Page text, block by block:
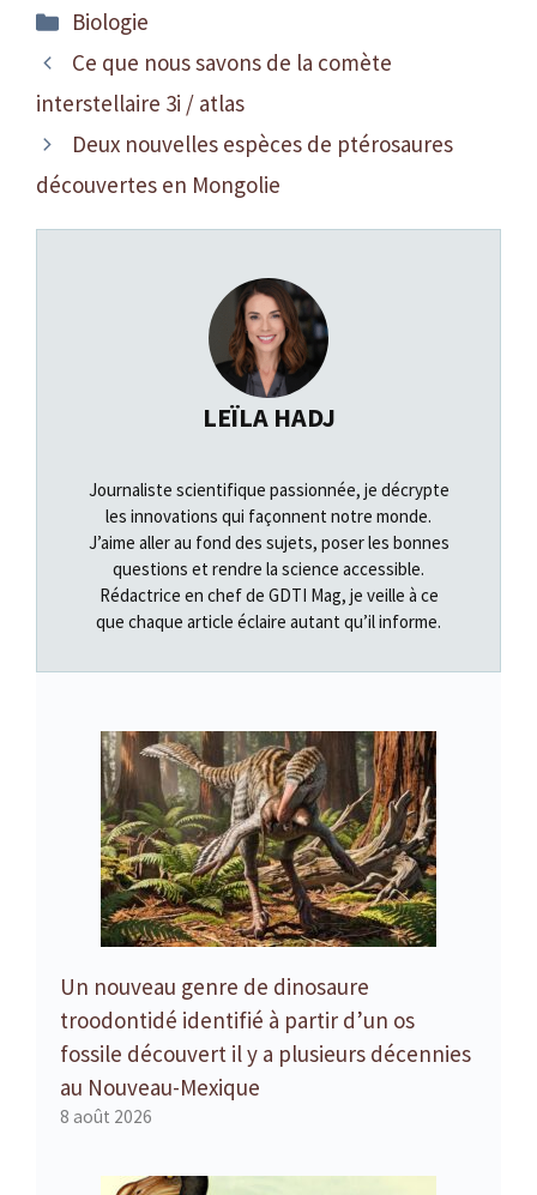
Catégories
Biologie
Ce que nous savons de la comète
interstellaire 3i / atlas
Deux nouvelles espèces de ptérosaures
découvertes en Mongolie
LEÏLA HADJ
Journaliste scientifique passionnée, je décrypte
les innovations qui façonnent notre monde.
J’aime aller au fond des sujets, poser les bonnes
questions et rendre la science accessible.
Rédactrice en chef de GDTI Mag, je veille à ce
que chaque article éclaire autant qu’il informe.
Un nouveau genre de dinosaure
troodontidé identifié à partir d’un os
fossile découvert il y a plusieurs décennies
au Nouveau-Mexique
8 août 2026